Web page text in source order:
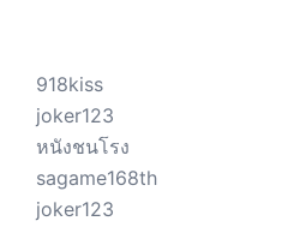
918kiss
joker123
หนังชนโรง
sagame168th
joker123